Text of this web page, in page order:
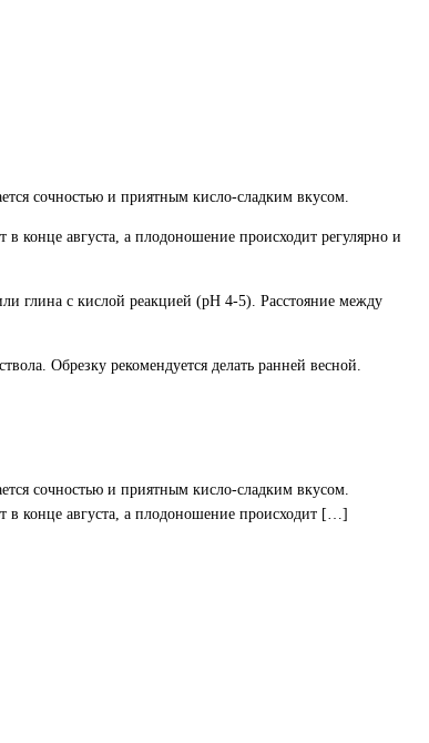
сочностью и приятным кисло-сладким вкусом.
конце августа, а плодоношение происходит регулярно и
глина с кислой реакцией (pH 4-5). Расстояние между
Обрезку рекомендуется делать ранней весной.
сочностью и приятным кисло-сладким вкусом.
в конце августа, а плодоношение происходит […]